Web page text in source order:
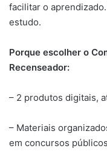
facilitar o
estudo.
Porque escolher o
Recenseador:
– 2 produtos digitais,
– Materiais
em concursos